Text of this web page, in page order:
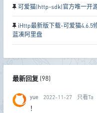
可爱猫|http-sdk|官方唯一开
iHttp最新版下载-可爱猫4.6.5
蓝凑阿里盘
最新回复(98)
yue 2022-11-27 只看Ta
！